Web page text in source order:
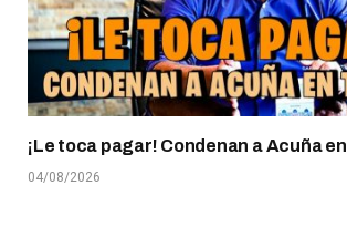
¡Le toca pagar! Condenan a Acuña
04/08/2026